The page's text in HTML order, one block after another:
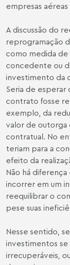
empresas aéreas
A discussão do
reprogramação
como medida
concedente ou
investimento da
Seria de esperar
contrato fosse
exemplo, da
valor de outorga
contratual. No
teriam para a
efeito da
Não há
incorrer em um
reequilibrar o
pese suas
Nesse sentido,
investimentos
irrecuperáveis,